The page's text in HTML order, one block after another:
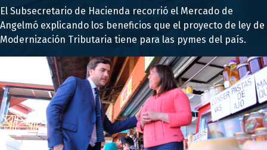
El Subsecretario de Hacienda recorrió el Mercado de
Angelmó explicando los beneficios que el proyecto de ley de
Modernización Tributaria tiene para las pymes del país.